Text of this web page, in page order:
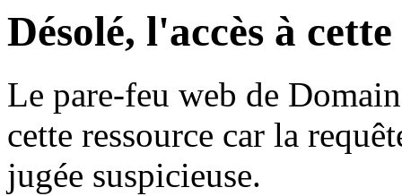
Désolé, l'accès à
Le pare-feu web de
cette ressource car la
jugée suspicieuse.